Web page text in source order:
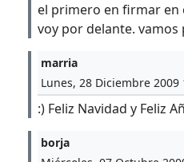
el primero en firmar en
voy por delante. vamos
marria
Lunes, 28 Diciembre 2009
:) Feliz Navidad y Feliz
borja